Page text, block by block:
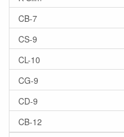
CB-7
CS-9
CL-10
CG-9
CD-9
CB-12